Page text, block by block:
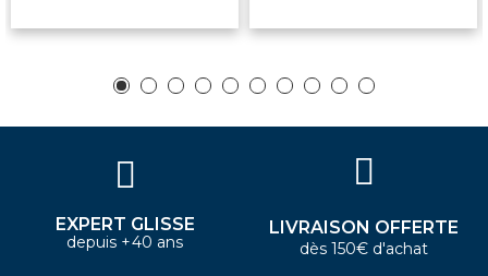
EXPERT GLISSE
depuis +40 ans
LIVRAISON OFFERTE
dès 150€ d'achat